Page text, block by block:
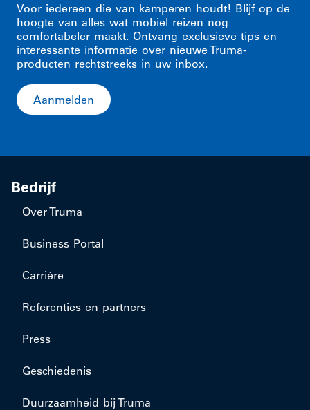
Voor iedereen die van kamperen houdt! Blijf op de
hoogte van alles wat mobiel reizen nog
comfortabeler maakt. Ontvang exclusieve tips en
interessante informatie over nieuwe Truma-
producten rechtstreeks in uw inbox.
Aanmelden
Bedrijf
Over Truma
Business Portal
Carrière
Referenties en partners
Press
Geschiedenis
Duurzaamheid bij Truma